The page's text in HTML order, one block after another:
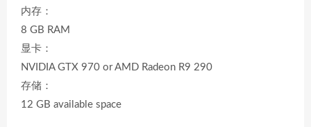
内存：
8 GB RAM
显卡：
NVIDIA GTX 970 or AMD Radeon R9 290
存储：
12 GB available space